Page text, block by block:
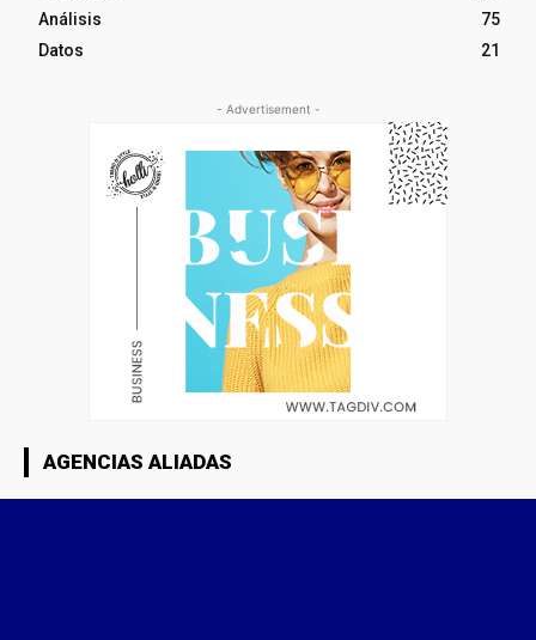
Análisis
75
Datos
21
- Advertisement -
AGENCIAS ALIADAS